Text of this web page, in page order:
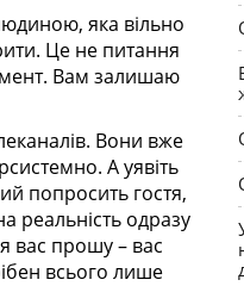
яка вільно
Це не питання
Вам залишаю
Вони вже
А уявіть
попросить гостя,
реальність одразу
вас прошу – вас
всього лише